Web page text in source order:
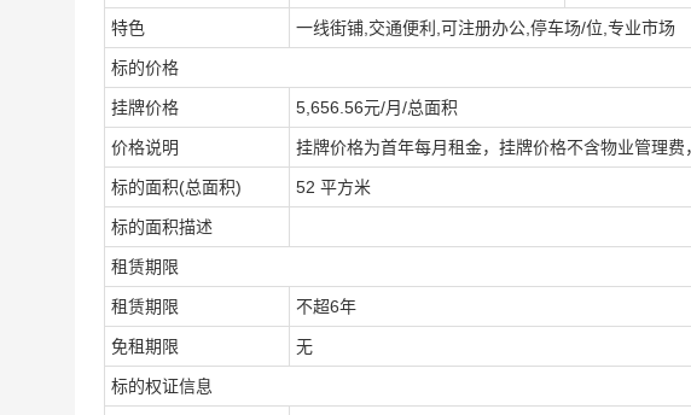
特色 一线街铺,交通便利,可注册办公,停车场/位,专业市场
标的价格
挂牌价格 5,656.56元/月/总面积
价格说明 挂牌价格为首年每月租金，挂牌价格不含物业管理
标的面积(总面积) 52 平方米
标的面积描述
租赁期限
租赁期限 不超6年
免租期限 无
标的权证信息